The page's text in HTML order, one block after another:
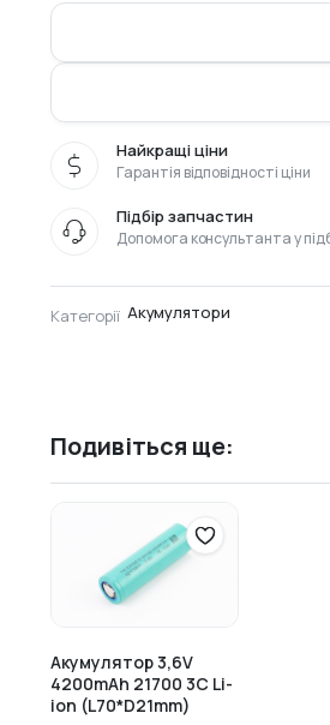
Найкращі ціни
Гарантія відповідності ціни
Підбір запчастин
Допомога консультанта у
Категорії Акумулятори
Подивіться ще:
Акумулятор 3,6V
4200mAh 21700 3C Li-
ion (L70*D21mm)